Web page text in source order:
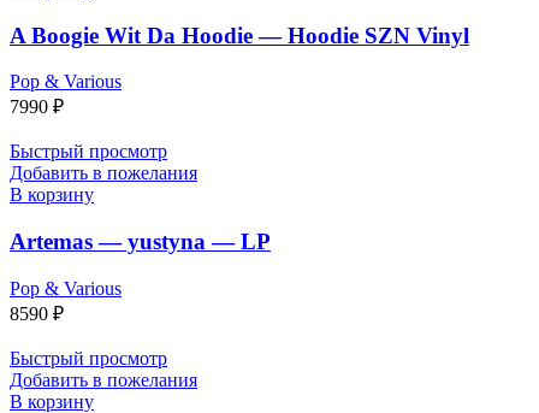
A Boogie Wit Da Hoodie — Hoodie SZN Vinyl
Pop & Various
7990 ₽
Быстрый просмотр
Добавить в пожелания
В корзину
Artemas — yustyna — LP
Pop & Various
8590 ₽
Быстрый просмотр
Добавить в пожелания
В корзину